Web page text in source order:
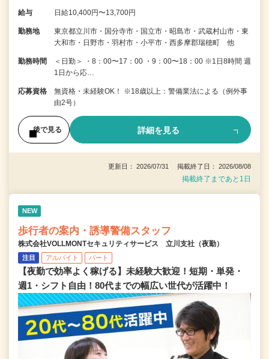
給与 日給10,400円〜13,700円
勤務地
東京都立川市・国分寺市・国立市・昭島市・武蔵村山市・東
大和市・日野市・羽村市・小平市・西多摩郡瑞穂町 他
勤務時間
＜日勤＞ ・8：00〜17：00 ・9：00〜18：00 ※1日8時間 週
1日から応…
応募資格
無資格・未経験OK！ ※18歳以上：警備業法による（例外事
由2号）
後で見る 詳細を見る
更新日： 2026/07/31 掲載終了日： 2026/08/08
掲載終了まであと1日
NEW
歩行者の案内・誘導警備スタッフ
株式会社VOLLMONTセキュリティサービス 立川支社（夜勤）
注目 アルバイト パート
【夜勤で効率よく稼げる】未経験大歓迎！短期・単発・
週1・シフト自由！80代までの幅広い世代が活躍中！